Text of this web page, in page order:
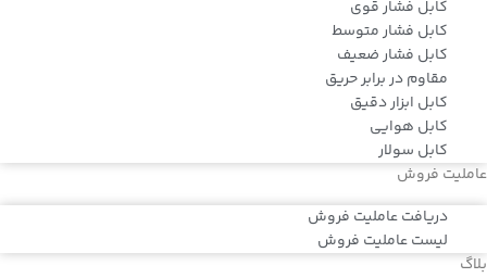
کابل فشار قوی
کابل فشار متوسط
کابل فشار ضعیف
مقاوم در برابر حریق
کابل ابزار دقیق
کابل هوایی
کابل سولار
عاملیت فروش
دریافت عاملیت فروش
لیست عاملیت فروش
بلاگ